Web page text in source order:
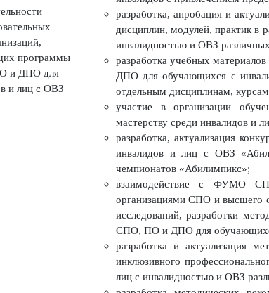
И
НАУЧНО-
программы
и лиц с ОВЗ
(включая рабочие
разработка и
образовательных
оборудования,
инвалидов с
разработка, апробация и
дисциплин, модулей,
инвалидностью и ОВЗ
разработка учебных
ДПО для обучающихся с
отдельным дисциплинам,
участие в организации
мастерству среди
разработка,
инвалидов и лиц с ОВЗ
чемпионатов
взаимодействие с
организациями СПО и